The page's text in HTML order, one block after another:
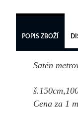
POPIS ZBOŽÍ
Satén
Cena za 1 m